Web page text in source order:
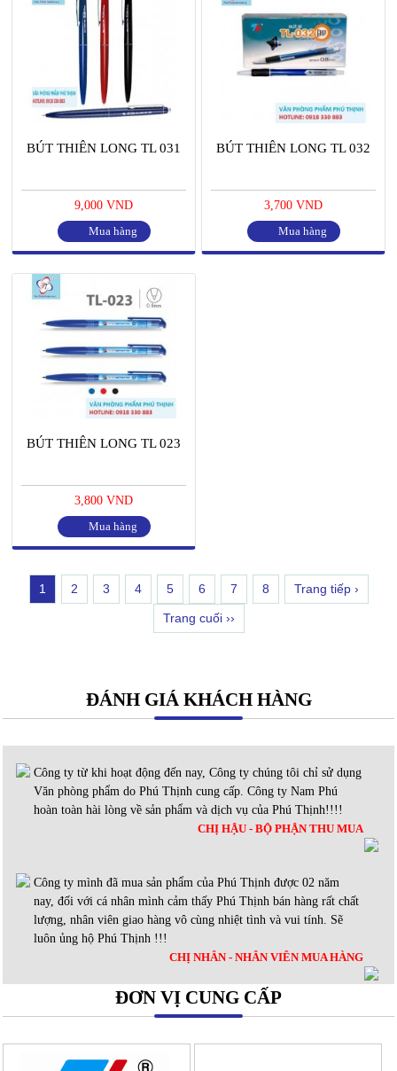
BÚT THIÊN LONG TL 031
9,000 VND
Mua hàng
BÚT THIÊN LONG TL 032
3,700 VND
Mua hàng
BÚT THIÊN LONG TL 023
3,800 VND
Mua hàng
1 2 3 4 5 6 7 8 Trang tiếp ›
Trang cuối ››
ĐÁNH GIÁ KHÁCH HÀNG
Công ty từ khi hoạt động đến nay, Công ty chúng tôi chỉ sử dụng
Văn phòng phẩm do Phú Thịnh cung cấp. Công ty Nam Phú
hoàn toàn hài lòng về sản phẩm và dịch vụ của Phú Thịnh!!!!
CHỊ HẬU - BỘ PHẬN THU MUA
Công ty mình đã mua sản phẩm của Phú Thịnh được 02 năm
nay, đối với cá nhân mình cảm thấy Phú Thịnh bán hàng rất chất
lượng, nhân viên giao hàng vô cùng nhiệt tình và vui tính. Sẽ
luôn ủng hộ Phú Thịnh !!!
CHỊ NHÂN - NHÂN VIÊN MUA HÀNG
ĐƠN VỊ CUNG CẤP